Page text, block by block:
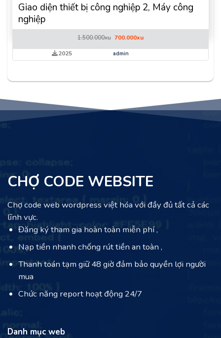
Giao diện thiết bị công nghiệp 2, Máy công
nghiệp
1.500.000xu Giá
là:
1.500.000xu.
700.000xuGiá
tại
2025 admin
CHỢ CODE WEBSITE
Chợ code web wordpress việt hóa với đầy đủ tất cả các
lĩnh vực.
Đăng ký tham gia hoàn toàn miễn phí ,
Nạp tiền nhanh chống rút tiền an toàn ,
Thanh toán tạm giữ 48 giờ đảm bảo quyền lợi người
mua
Chức năng report hoạt động 24/7
Danh mục web